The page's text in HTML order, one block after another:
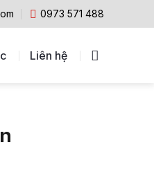
0973 571 488
Liên hệ